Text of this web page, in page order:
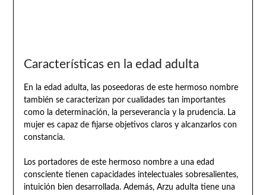
Características en la edad adulta
En la edad adulta, las poseedoras de este hermoso nombre
también se caracterizan por cualidades tan importantes
como la determinación, la perseverancia y la prudencia. La
mujer es capaz de fijarse objetivos claros y alcanzarlos con
constancia.
Los portadores de este hermoso nombre a una edad
consciente tienen capacidades intelectuales sobresalientes,
intuición bien desarrollada. Además, Arzu adulta tiene una